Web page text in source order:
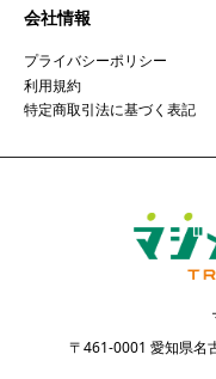
会社情報
プライバシーポリシー
利用規約
特定商取引法に基づく表記
〒461-0001 愛知県名